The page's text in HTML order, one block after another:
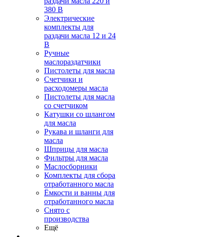
380 В
Электрические
комплекты для
раздачи масла 12 и 24
В
Ручные
маслораздатчики
Пистолеты для масла
Счетчики и
расходомеры масла
Пистолеты для масла
со счетчиком
Катушки со шлангом
для масла
Рукава и шланги для
масла
Шприцы для масла
Фильтры для масла
Маслосборники
Комплекты для сбора
отработанного масла
Ёмкости и ванны для
отработанного масла
Снято с
производства
Ещё